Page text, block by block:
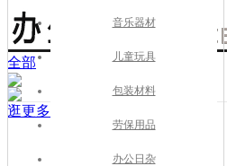
音乐器材
儿童玩具
包装材料
劳保用品
办公日杂
全部
逛更多品牌